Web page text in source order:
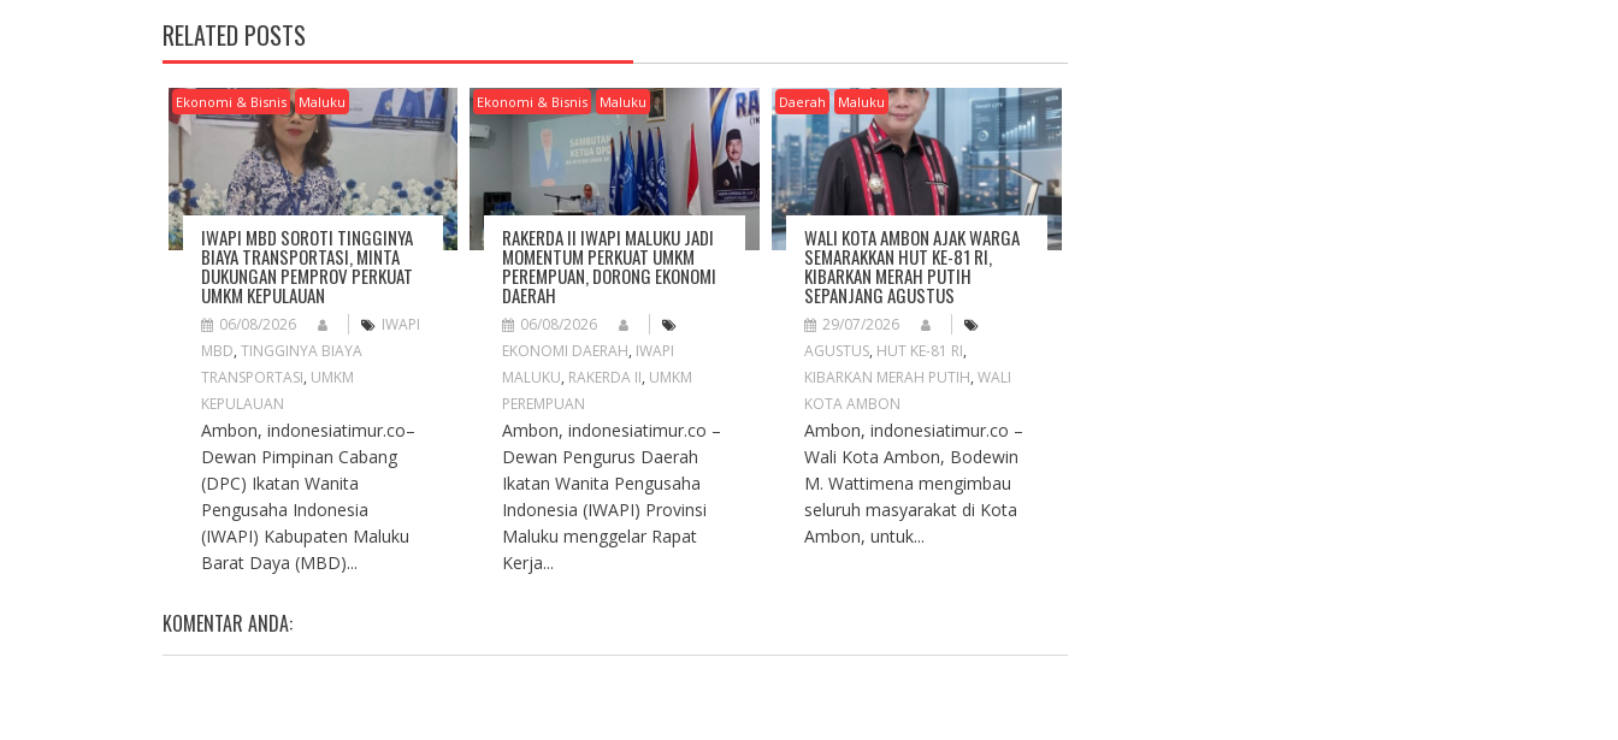
N
A
V
G
T
O
N
RELATED POSTS
Ekonomi & Bisnis Maluku
IWAPI MBD SOROTI TINGGINYA
BIAYA TRANSPORTASI, MINTA
DUKUNGAN PEMPROV PERKUAT
UMKM KEPULAUAN
06/08/2026
IWAPI
MBD, TINGGINYA BIAYA
TRANSPORTASI, UMKM
KEPULAUAN
Ambon, indonesiatimur.co–
Dewan Pimpinan Cabang
(DPC) Ikatan Wanita
Pengusaha Indonesia
(IWAPI) Kabupaten Maluku
Barat Daya (MBD)...
Ekonomi & Bisnis Maluku
RAKERDA II IWAPI MALUKU JADI
MOMENTUM PERKUAT UMKM
PEREMPUAN, DORONG EKONOMI
DAERAH
06/08/2026
EKONOMI DAERAH, IWAPI
MALUKU, RAKERDA II, UMKM
PEREMPUAN
Ambon, indonesiatimur.co –
Dewan Pengurus Daerah
Ikatan Wanita Pengusaha
Indonesia (IWAPI) Provinsi
Maluku menggelar Rapat
Kerja...
Daerah Maluku
WALI KOTA AMBON AJAK WARGA
SEMARAKKAN HUT KE-81 RI,
KIBARKAN MERAH PUTIH
SEPANJANG AGUSTUS
29/07/2026
AGUSTUS, HUT KE-81 RI,
KIBARKAN MERAH PUTIH,WALI
KOTA AMBON
Ambon, indonesiatimur.co –
Wali Kota Ambon, Bodewin
M. Wattimena mengimbau
seluruh masyarakat di Kota
Ambon, untuk...
KOMENTAR ANDA: